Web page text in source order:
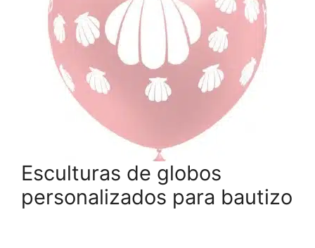
Esculturas de globos
personalizados para bautizo